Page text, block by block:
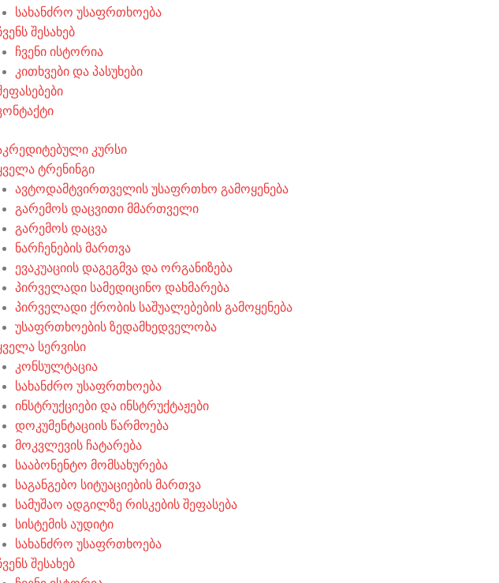
სახანძრო უსაფრთხოება
შესახებ
ჩვენი ისტორია
კითხვები და პასუხები
კურსი
ტრენინგი
ავტოდამტვირთველის უსაფრთხო გამოყენება
გარემოს დაცვითი მმართველი
გარემოს დაცვა
ნარჩენების მართვა
ევაკუაციის დაგეგმვა და ორგანიზება
პირველადი სამედიცინო დახმარება
პირველადი ქრობის საშუალებების გამოყენება
უსაფრთხოების ზედამხედველობა
სერვისი
კონსულტაცია
სახანძრო უსაფრთხოება
ინსტრუქციები და ინსტრუქტაჟები
დოკუმენტაციის წარმოება
მოკვლევის ჩატარება
სააბონენტო მომსახურება
საგანგებო სიტუაციების მართვა
სამუშაო ადგილზე რისკების შეფასება
სისტემის აუდიტი
სახანძრო უსაფრთხოება
შესახებ